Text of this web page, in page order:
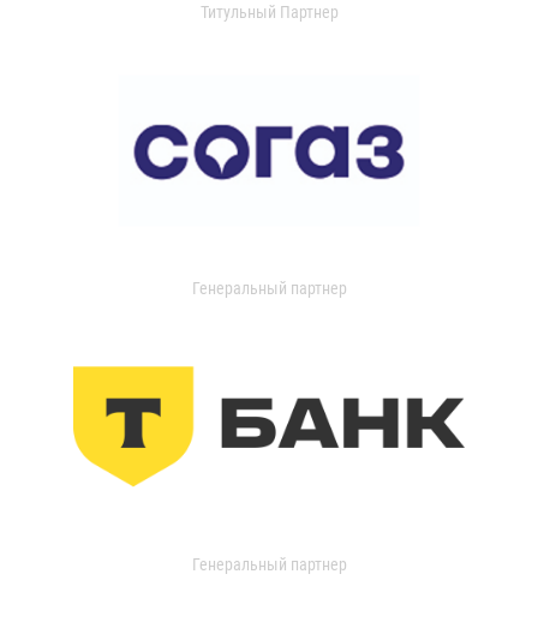
Титульный Партнер
Генеральный партнер
Генеральный партнер